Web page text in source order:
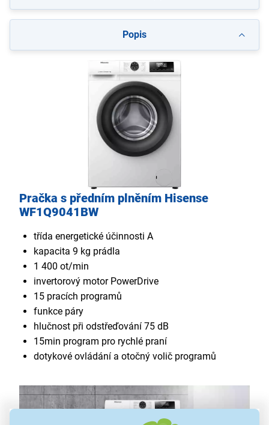
Popis
Pračka s předním plněním Hisense
WF1Q9041BW
třída energetické účinnosti A
kapacita 9 kg prádla
1 400 ot/min
invertorový motor PowerDrive
15 pracích programů
funkce páry
hlučnost při odstřeďování 75 dB
15min program pro rychlé praní
dotykové ovládání a otočný volič programů